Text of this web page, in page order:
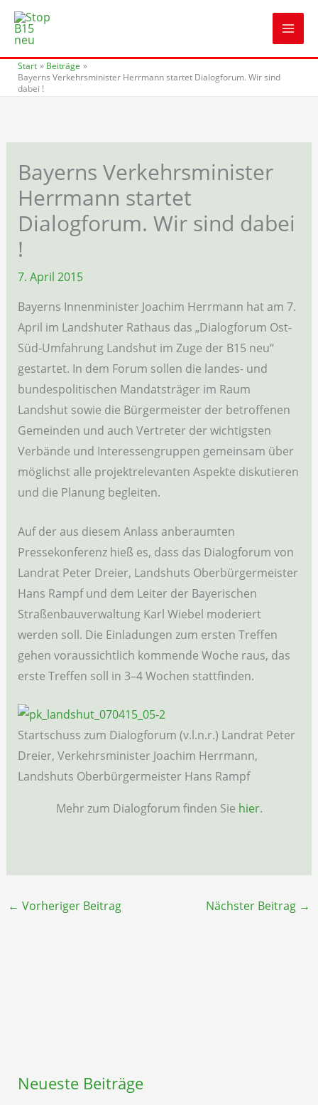
Zum
Inhalt
Start
Beiträge
Bayerns Verkehrsminister Herrmann startet Dialogforum. Wir sind
dabei !
Bayerns Verkehrsminister
Herrmann startet
Dialogforum. Wir sind dabei
!
7. April 2015
Bayerns Innenminister Joachim Herrmann hat am 7.
April im Landshuter Rathaus das „Dialogforum Ost-
Süd-Umfahrung Landshut im Zuge der B15 neu“
gestartet. In dem Forum sollen die landes- und
bundespolitischen Mandatsträger im Raum
Landshut sowie die Bürgermeister der betroffenen
Gemeinden und auch Vertreter der wichtigsten
Verbände und Interessengruppen gemeinsam über
möglichst alle projektrelevanten Aspekte diskutieren
und die Planung begleiten.
Auf der aus diesem Anlass anberaumten
Pressekonferenz hieß es, dass das Dialogforum von
Landrat Peter Dreier, Landshuts Oberbürgermeister
Hans Rampf und dem Leiter der Bayerischen
Straßenbauverwaltung Karl Wiebel moderiert
werden soll. Die Einladungen zum ersten Treffen
gehen voraussichtlich kommende Woche raus, das
erste Treffen soll in 3–4 Wochen stattfinden.
Startschuss zum Dialogforum (v.l.n.r.) Landrat Peter
Dreier, Verkehrsminister Joachim Herrmann,
Landshuts Oberbürgermeister Hans Rampf
Mehr zum Dialogforum finden Sie hier.
← Vorheriger Beitrag Nächster Beitrag →
Neueste Beiträge